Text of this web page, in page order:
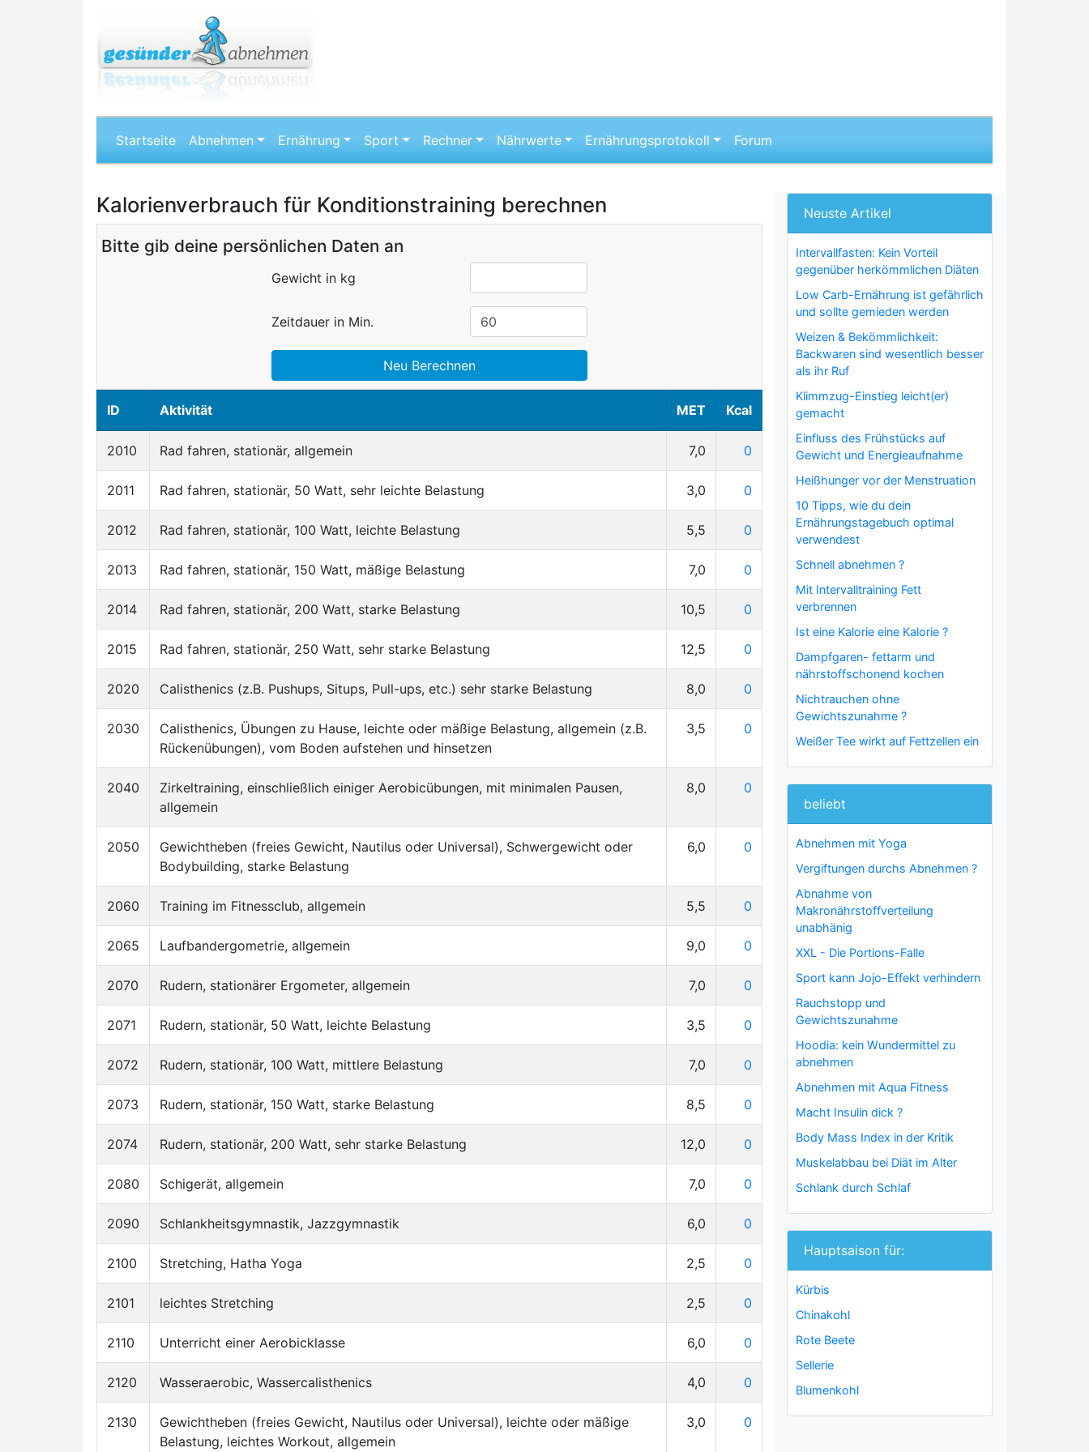
Startseite Abnehmen Ernährung Sport Rechner Nährwerte Ernährungsprotokoll Forum
Kalorienverbrauch für Konditionstraining berechnen
Bitte gib deine persönlichen Daten an
Gewicht in kg
Zeitdauer in Min.
Neu Berechnen
ID Aktivität MET Kcal
2010 Rad fahren, stationär, allgemein 7,0 0
2011 Rad fahren, stationär, 50 Watt, sehr leichte Belastung 3,0 0
2012 Rad fahren, stationär, 100 Watt, leichte Belastung 5,5 0
2013 Rad fahren, stationär, 150 Watt, mäßige Belastung 7,0 0
2014 Rad fahren, stationär, 200 Watt, starke Belastung 10,5 0
2015 Rad fahren, stationär, 250 Watt, sehr starke Belastung 12,5 0
2020 Calisthenics (z.B. Pushups, Situps, Pull-ups, etc.) sehr starke Belastung 8,0 0
2030
Calisthenics, Übungen zu Hause, leichte oder mäßige Belastung, allgemein (z.B.
Rückenübungen), vom Boden aufstehen und hinsetzen
3,5 0
2040
Zirkeltraining, einschließlich einiger Aerobicübungen, mit minimalen Pausen,
allgemein
8,0 0
2050
Gewichtheben (freies Gewicht, Nautilus oder Universal), Schwergewicht oder
Bodybuilding, starke Belastung
6,0 0
2060 Training im Fitnessclub, allgemein 5,5 0
2065 Laufbandergometrie, allgemein 9,0 0
2070 Rudern, stationärer Ergometer, allgemein 7,0 0
2071 Rudern, stationär, 50 Watt, leichte Belastung 3,5 0
2072 Rudern, stationär, 100 Watt, mittlere Belastung 7,0 0
2073 Rudern, stationär, 150 Watt, starke Belastung 8,5 0
2074 Rudern, stationär, 200 Watt, sehr starke Belastung 12,0 0
2080 Schigerät, allgemein 7,0 0
2090 Schlankheitsgymnastik, Jazzgymnastik 6,0 0
2100 Stretching, Hatha Yoga 2,5 0
2101 leichtes Stretching 2,5 0
2110 Unterricht einer Aerobicklasse 6,0 0
2120 Wasseraerobic, Wassercalisthenics 4,0 0
2130
Gewichtheben (freies Gewicht, Nautilus oder Universal), leichte oder mäßige
Belastung, leichtes Workout, allgemein
3,0 0
Neuste Artikel
Intervallfasten: Kein Vorteil
gegenüber herkömmlichen Diäten
Low Carb-Ernährung ist gefährlich
und sollte gemieden werden
Weizen & Bekömmlichkeit:
Backwaren sind wesentlich besser
als ihr Ruf
Klimmzug-Einstieg leicht(er)
gemacht
Einfluss des Frühstücks auf
Gewicht und Energieaufnahme
Heißhunger vor der Menstruation
10 Tipps, wie du dein
Ernährungstagebuch optimal
verwendest
Schnell abnehmen ?
Mit Intervalltraining Fett
verbrennen
Ist eine Kalorie eine Kalorie ?
Dampfgaren- fettarm und
nährstoffschonend kochen
Nichtrauchen ohne
Gewichtszunahme ?
Weißer Tee wirkt auf Fettzellen ein
beliebt
Abnehmen mit Yoga
Vergiftungen durchs Abnehmen ?
Abnahme von
Makronährstoffverteilung
unabhänig
XXL - Die Portions-Falle
Sport kann Jojo-Effekt verhindern
Rauchstopp und
Gewichtszunahme
Hoodia: kein Wundermittel zu
abnehmen
Abnehmen mit Aqua Fitness
Macht Insulin dick ?
Body Mass Index in der Kritik
Muskelabbau bei Diät im Alter
Schlank durch Schlaf
Hauptsaison für:
Kürbis
Chinakohl
Rote Beete
Sellerie
Blumenkohl